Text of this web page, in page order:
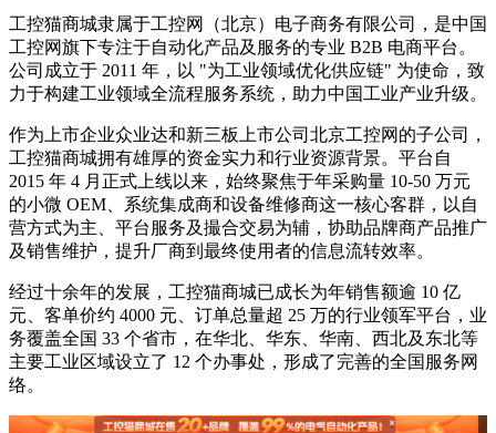
工控猫商城隶属于工控网（北京）电子商务有限公司，是中国
工控网旗下专注于自动化产品及服务的专业 B2B 电商平台。
公司成立于 2011 年，以 "为工业领域优化供应链" 为使命，致
力于构建工业领域全流程服务系统，助力中国工业产业升级。
作为上市企业众业达和新三板上市公司北京工控网的子公司，
工控猫商城拥有雄厚的资金实力和行业资源背景。平台自
2015 年 4 月正式上线以来，始终聚焦于年采购量 10-50 万元
的小微 OEM、系统集成商和设备维修商这一核心客群，以自
营方式为主、平台服务及撮合交易为辅，协助品牌商产品推广
及销售维护，提升厂商到最终使用者的信息流转效率。
经过十余年的发展，工控猫商城已成长为年销售额逾 10 亿
元、客单价约 4000 元、订单总量超 25 万的行业领军平台，业
务覆盖全国 33 个省市，在华北、华东、华南、西北及东北等
主要工业区域设立了 12 个办事处，形成了完善的全国服务网
络。